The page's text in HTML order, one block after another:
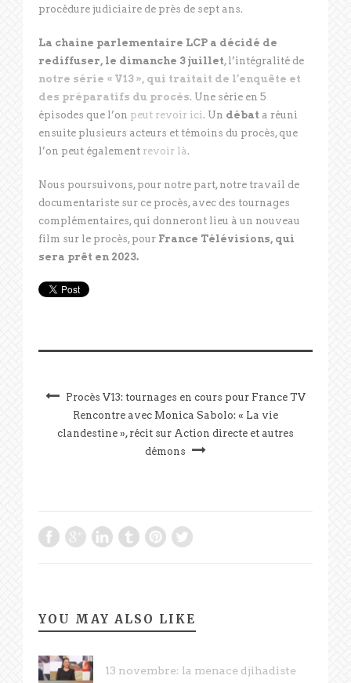
procédure judiciaire de près de sept ans.
La chaine parlementaire LCP a décidé de
rediffuser, le dimanche 3 juillet, l’intégralité de
notre série « V13 », qui traitait de l’enquête et
des préparatifs du procès. Une série en 5
épisodes que l’on peut revoir ici. Un débat a réuni
ensuite plusieurs acteurs et témoins du procès, que
l’on peut également revoir là.
Nous poursuivons, pour notre part, notre travail de
documentariste sur ce procès, avec des tournages
complémentaires, qui donneront lieu à un nouveau
film sur le procès, pour France Télévisions, qui
sera prêt en 2023.
Procès V13: tournages en cours pour France TV
Rencontre avec Monica Sabolo: « La vie
clandestine », récit sur Action directe et autres
démons
YOU MAY ALSO LIKE
13 novembre: la menace djihadiste